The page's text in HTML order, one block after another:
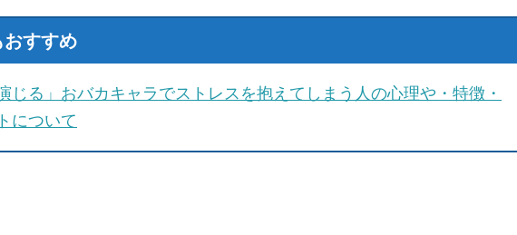
おすすめ
じる」おバカキャラでストレスを抱えてしまう人の心理や・特徴・
について